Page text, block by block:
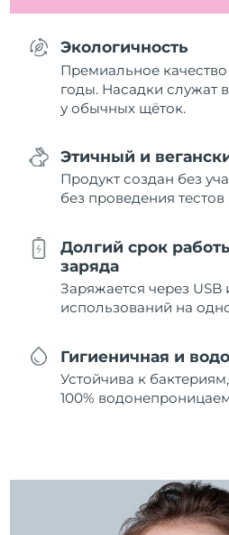
Экологичность
Премиальное
годы. Насадки служат
у обычных щёток.
Этичный и
Продукт создан без
без проведения тестов
Долгий срок
заряда
Заряжается через USB
использований на
Гигиеничная и
Устойчива к
100%